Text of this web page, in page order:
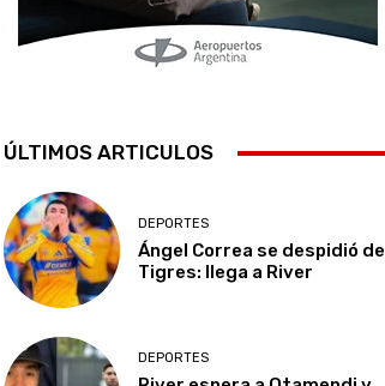
ÚLTIMOS ARTICULOS
DEPORTES
Ángel Correa se despidió de
Tigres: llega a River
DEPORTES